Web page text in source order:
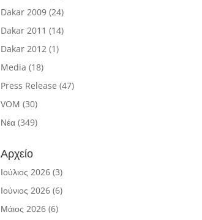
Dakar 2009 (24)
Dakar 2011 (14)
Dakar 2012 (1)
Media (18)
Press Release (47)
VOM (30)
Νέα (349)
Αρχείο
Ιούλιος 2026 (3)
Ιούνιος 2026 (6)
Μάιος 2026 (6)